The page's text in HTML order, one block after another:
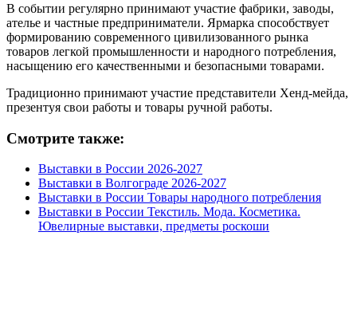
В событии регулярно принимают участие фабрики, заводы,
ателье и частные предприниматели. Ярмарка способствует
формированию современного цивилизованного рынка
товаров легкой промышленности и народного потребления,
насыщению его качественными и безопасными товарами.
Традиционно принимают участие представители Хенд-мейда,
презентуя свои работы и товары ручной работы.
Смотрите также:
Выставки в России 2026-2027
Выставки в Волгограде 2026-2027
Выставки в России Товары народного потребления
Выставки в России Текстиль. Мода. Косметика.
Ювелирные выставки, предметы роскоши